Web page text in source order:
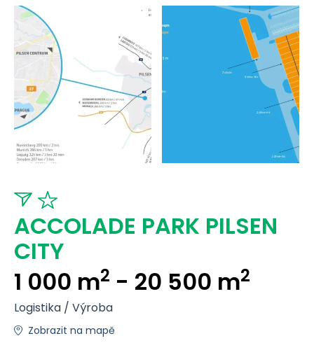
ACCOLADE PARK PILSEN
CITY
1 000 m2 - 20 500 m2
Logistika / Výroba
Zobrazit na mapě